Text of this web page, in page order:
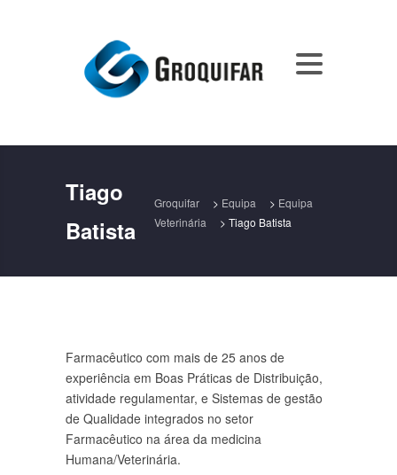
Tiago
Batista
Groquifar > Equipa > Equipa
Veterinária
>Tiago Batista
Farmacêutico com mais de 25 anos de
experiência em Boas Práticas de Distribuição,
atividade regulamentar, e Sistemas de gestão
de Qualidade integrados no setor
Farmacêutico na área da medicina
Humana/Veterinária.